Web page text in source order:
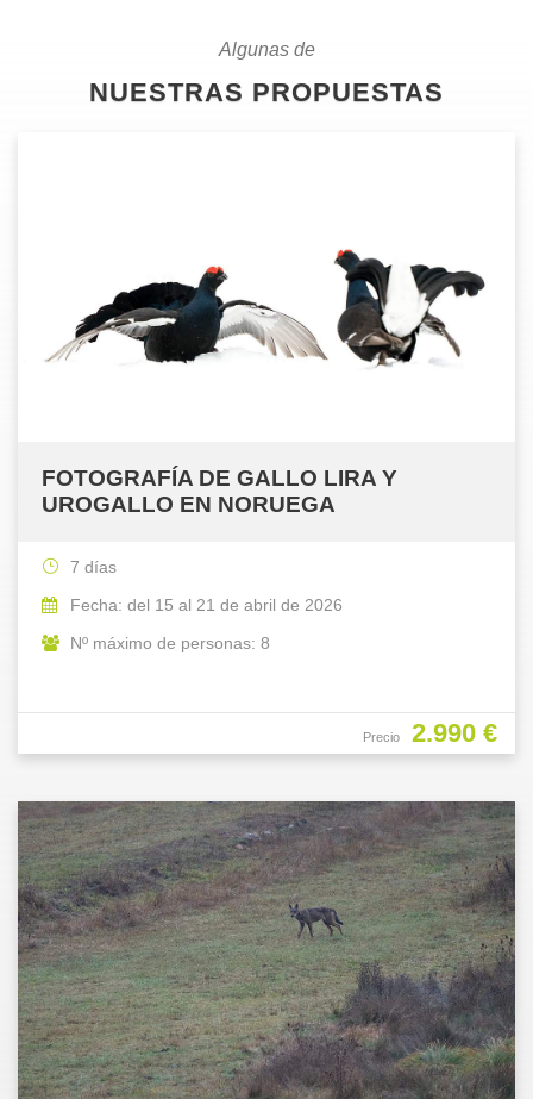
Algunas de
NUESTRAS PROPUESTAS
FOTOGRAFÍA DE GALLO LIRA Y
UROGALLO EN NORUEGA
Precio 2.990 €
7 días
Fecha: del 15 al 21 de abril de 2026
Nº máximo de personas: 8